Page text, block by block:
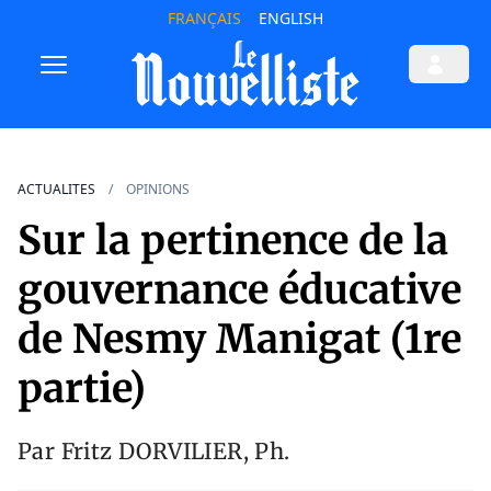
FRANÇAIS ENGLISH
ACTUALITES OPINIONS
Sur la pertinence de la
gouvernance éducative
de Nesmy Manigat (1re
partie)
Par Fritz DORVILIER, Ph.